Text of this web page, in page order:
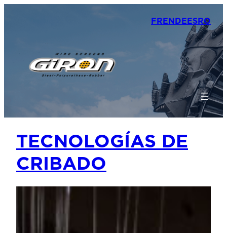
FRENDEESRO
TECNOLOGÍAS DE
CRIBADO